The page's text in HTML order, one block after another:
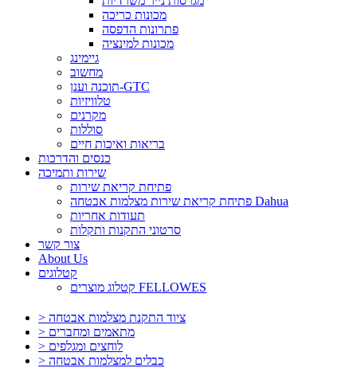
מכונות כריכה
פתרונות הדפסה
מכונות למינציה
גיימינג
מחשוב
תוכנה וענן-GTC
טלוויזיות
מקרנים
סוללות
בריאות ואיכות חיים
כנסים והדרכות
שירות ותמיכה
פתיחת קריאת שירות
פתיחת קריאת שירות מצלמות אבטחה Dahua
תעודות אחריות
סרטוני התקנות ותקלות
צור קשר
About Us
קטלוגים
קטלוג מוצרים FELLOWES
> ציוד התקנת מצלמות אבטחה
> מתאמים ומחברים
> לוחצים ומגלפים
> כבלים למצלמות אבטחה